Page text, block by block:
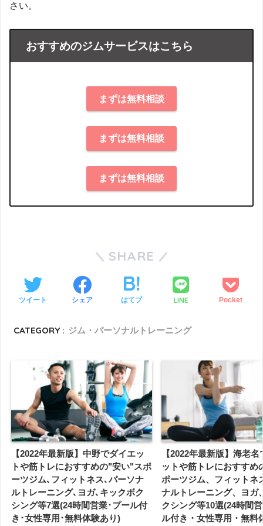
さい。
おすすめのジムサービスはこちら
まずは無料相談
まずは無料相談
まずは無料相談
SHARE
ツイート シェア はてブ LINE Pocket
CATEGORY : ジム・パーソナルトレーニング
【2022年最新版】中野でダイエッ
トや筋トレにおすすめの"安い"スポ
ーツジム､フィットネス､パーソナ
ルトレーニング､ヨガ､キックボク
シング等7選(24時間営業･プール付
き･女性専用･無料体験あり)
【2022年最新版】海老
ットや筋トレにおすすめ
ポーツジム、フィットネ
ナルトレーニング、ヨガ
クシング等10選(24時間
ル付き・女性専用・無料